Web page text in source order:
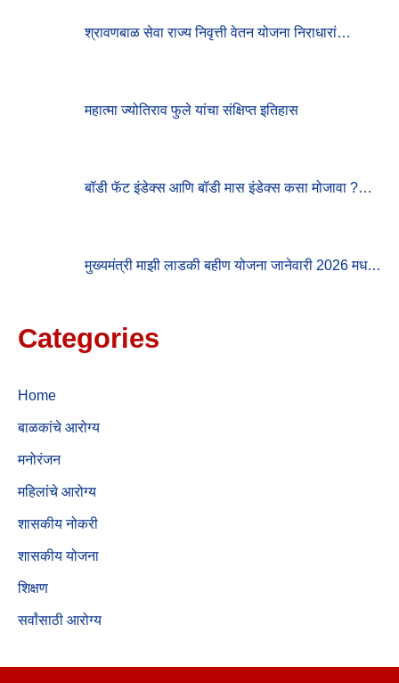
श्रावणबाळ सेवा राज्य निवृत्ती वेतन योजना निराधारां…
महात्मा ज्योतिराव फुले यांचा संक्षिप्त इतिहास
बॉडी फॅट इंडेक्स आणि बॉडी मास इंडेक्स कसा मोजावा ?…
मुख्यमंत्री माझी लाडकी बहीण योजना जानेवारी 2026 मध…
Categories
Home
बाळकांचे आरोग्य
मनोरंजन
महिलांचे आरोग्य
शासकीय नोकरी
शासकीय योजना
शिक्षण
सर्वांसाठी आरोग्य